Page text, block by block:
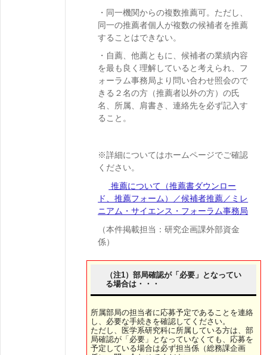
・同一機関からの複数推薦可。ただし、
同一の推薦者個人が複数の候補者を推薦
することはできない。
・自薦、他薦ともに、候補者の業績内容
を最も良く理解していると考えられ、フ
ォーラム事務局より問い合わせ照会ので
きる２名の方（推薦者以外の方）の氏
名、所属、肩書き、連絡先を必ず記入す
ること。
※詳細についてはホームページでご確認
ください。
推薦について（推薦書ダウンロー
ド、推薦フォーム）／候補者推薦／ミレ
ニアム・サイエンス・フォーラム事務局
（本件掲載担当：研究企画課外部資金
係）
（注1）部局確認が「必要」となってい
る場合は・・・
所属部局の担当者に応募予定であることを連絡
し、必要な手続きを確認してください。
ただし、医学系研究科に所属している方は、部
局確認が「必要」となっていなくても、応募を
予定している場合は必ず担当係（総務課企画